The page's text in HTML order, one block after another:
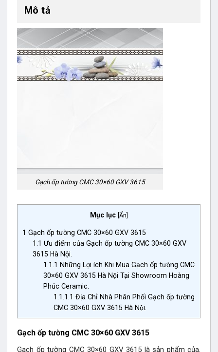
Mô tả
Gạch ốp tường CMC 30×60 GXV 3615
Mục lục Ẩn
1 Gạch ốp tường CMC 30×60 GXV 3615
1.1 Ưu điểm của Gạch ốp tường CMC 30×60 GXV
3615 Hà Nội.
1.1.1 Những Lợi ích Khi Mua Gạch ốp tường CMC
30×60 GXV 3615 Hà Nội Tại Showroom Hoàng
Phúc Ceramic.
1.1.1.1 Địa Chỉ Nhà Phân Phối Gạch ốp tường
CMC 30×60 GXV 3615 Hà Nội.
Gạch ốp tường CMC 30×60 GXV 3615
Gạch ốp tường CMC 30×60 GXV 3615 là sản phẩm của.